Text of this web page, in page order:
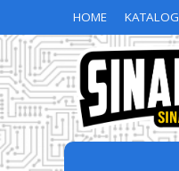
HOME KATALOG